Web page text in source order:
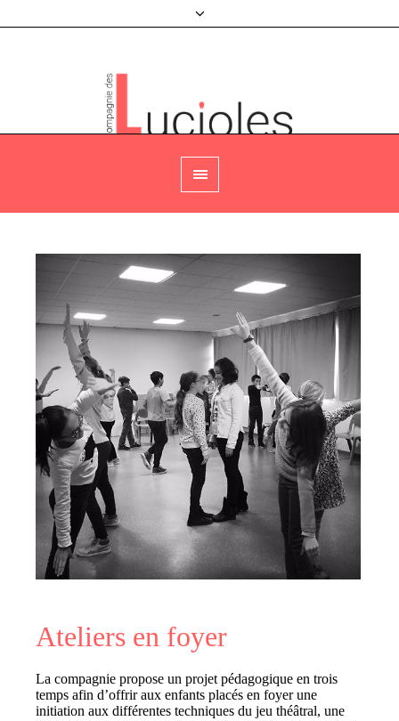
Agenda
Ateliers en foyer
La compagnie propose un projet pédagogique en trois
temps afin d’offrir aux enfants placés en foyer une
initiation aux différentes techniques du jeu théâtral, une